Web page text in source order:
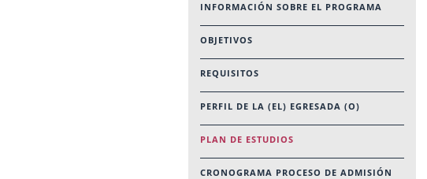
INFORMACIÓN SOBRE EL PROGRAMA
OBJETIVOS
REQUISITOS
PERFIL DE LA (EL) EGRESADA (O)
PLAN DE ESTUDIOS
CRONOGRAMA PROCESO DE ADMISIÓN